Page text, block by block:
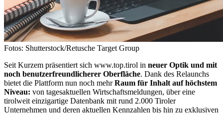
Fotos: Shutterstock/Retusche Target Group
Seit Kurzem präsentiert sich www.top.tirol in neuer Optik und mit
noch benutzerfreundlicherer Oberfläche. Dank des Relaunchs
bietet die Plattform nun noch mehrRaum für Inhalt auf höchstem
Niveau: von tagesaktuellen Wirtschaftsmeldungen, über eine
tirolweit einzigartige Datenbank mit rund 2.000 Tiroler
Unternehmen und deren aktuellen Kennzahlen bis hin zu exklusiven